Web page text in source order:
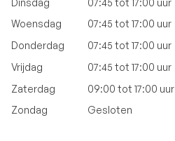
Woensdag
07:45 tot 17:00 uur
Donderdag
07:45 tot 17:00 uur
Vrijdag
07:45 tot 17:00 uur
Zaterdag
09:00 tot 17:00 uur
Zondag
Gesloten